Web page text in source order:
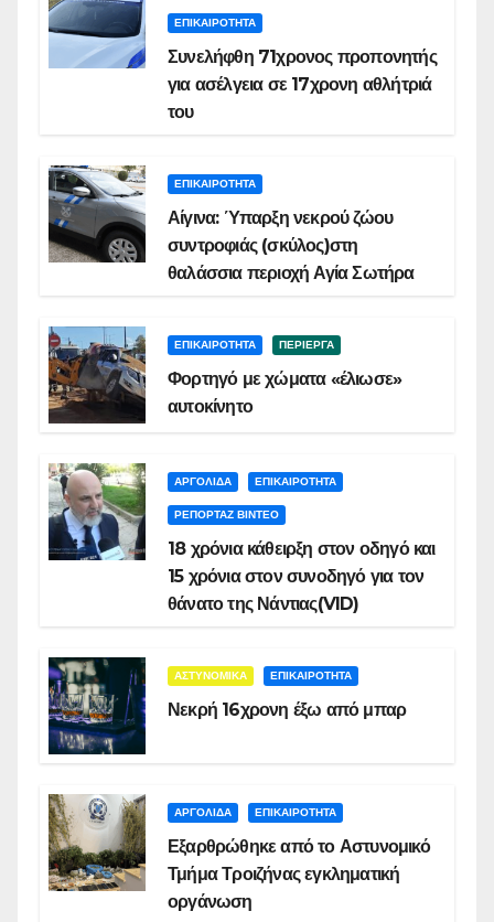
ΕΠΙΚΑΙΡΟΤΗΤΑ
Συνελήφθη 71χρονος προπονητής
για ασέλγεια σε 17χρονη αθλήτριά
του
ΕΠΙΚΑΙΡΟΤΗΤΑ
Αίγινα: Ύπαρξη νεκρού ζώου
συντροφιάς (σκύλος)στη
θαλάσσια περιοχή Αγία Σωτήρα
ΕΠΙΚΑΙΡΟΤΗΤΑ ΠΕΡΙΕΡΓΑ
Φορτηγό με χώματα «έλιωσε»
αυτοκίνητο
ΑΡΓΟΛΙΔΑ ΕΠΙΚΑΙΡΟΤΗΤΑ
ΡΕΠΟΡΤΑΖ ΒΙΝΤΕΟ
18 χρόνια κάθειρξη στον οδηγό και
15 χρόνια στον συνοδηγό για τον
θάνατο της Νάντιας(VID)
ΑΣΤΥΝΟΜΙΚΑ ΕΠΙΚΑΙΡΟΤΗΤΑ
Νεκρή 16χρονη έξω από μπαρ
ΑΡΓΟΛΙΔΑ ΕΠΙΚΑΙΡΟΤΗΤΑ
Εξαρθρώθηκε από το Αστυνομικό
Τμήμα Τροιζήνας εγκληματική
οργάνωση